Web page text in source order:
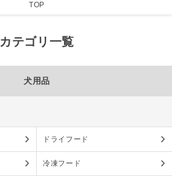
TOP
カテゴリ一覧
犬用品
ドライフード
冷凍フード